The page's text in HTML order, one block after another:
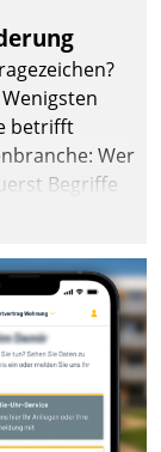
betrifft
Wer
Begriffe
Allein
ist es nicht
Unternehmen